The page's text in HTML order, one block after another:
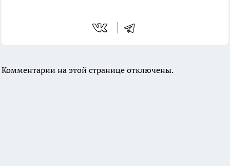
Комментарии на этой странице отключены.